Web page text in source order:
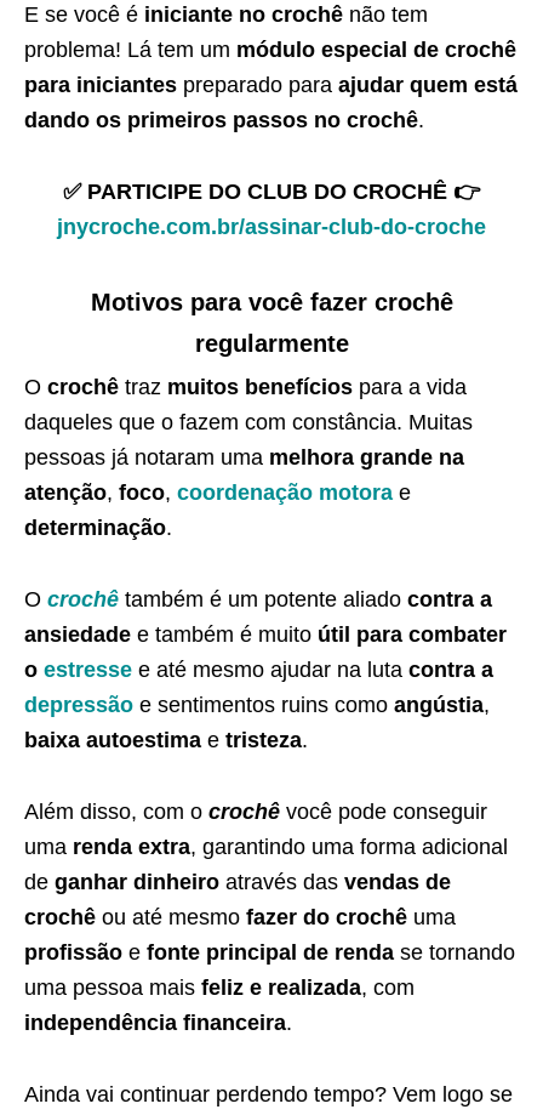
E se você é iniciante no crochê não tem
problema! Lá tem um módulo especial de crochê
para iniciantes preparado para ajudar quem está
dando os primeiros passos no crochê.
✅ PARTICIPE DO CLUB DO CROCHÊ 👉
jnycroche.com.br/assinar-club-do-croche
Motivos para você fazer crochê
regularmente
O crochê traz muitos benefícios para a vida
daqueles que o fazem com constância. Muitas
pessoas já notaram uma melhora grande na
atenção, foco, coordenação motora e
determinação.
O crochê também é um potente aliado contra a
ansiedade e também é muito útil para combater
o estresse e até mesmo ajudar na luta contra a
depressão e sentimentos ruins como angústia,
baixa autoestima e tristeza.
Além disso, com o crochê você pode conseguir
uma renda extra, garantindo uma forma adicional
de ganhar dinheiro através das vendas de
crochê ou até mesmo fazer do crochê uma
profissão e fonte principal de renda se tornando
uma pessoa mais feliz e realizada, com
independência financeira.
Ainda vai continuar perdendo tempo? Vem logo se